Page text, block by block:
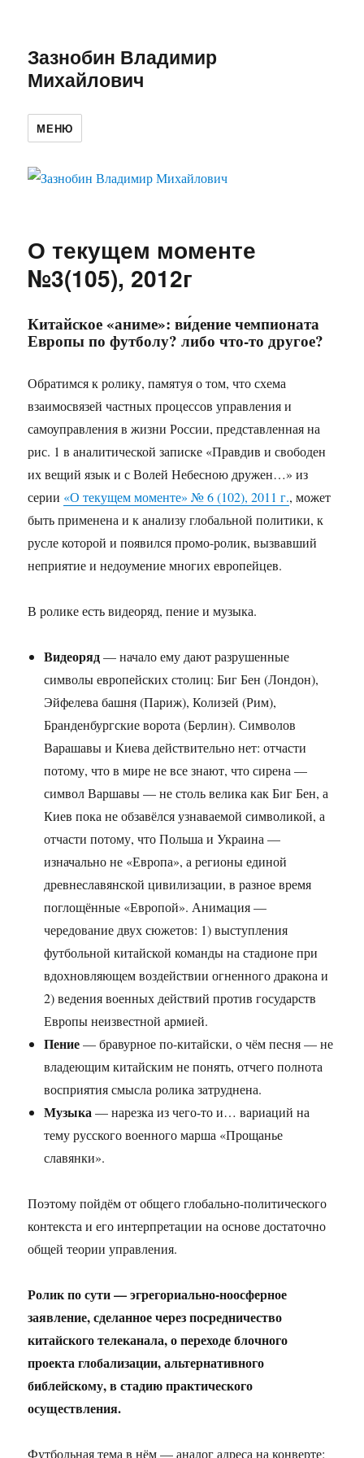
Зазнобин Владимир
Михайлович
МЕНЮ
О текущем моменте
№3(105), 2012г
Китайское «аниме»: ви́дение чемпионата
Европы по футболу? либо что-то другое?
Обратимся к ролику, памятуя о том, что схема
взаимосвязей частных процессов управления и
самоуправления в жизни России, представленная на
рис. 1 в аналитической записке «Правдив и свободен
их вещий язык и с Волей Небесною дружен…» из
серии «О текущем моменте» № 6 (102), 2011 г., может
быть применена и к анализу глобальной политики, к
русле которой и появился промо-ролик, вызвавший
неприятие и недоумение многих европейцев.
В ролике есть видеоряд, пение и музыка.
Видеоряд— начало ему дают разрушенные
символы европейских столиц: Биг Бен (Лондон),
Эйфелева башня (Париж), Колизей (Рим),
Бранденбургские ворота (Берлин). Символов
Варашавы и Киева действительно нет: отчасти
потому, что в мире не все знают, что сирена —
символ Варшавы — не столь велика как Биг Бен, а
Киев пока не обзавёлся узнаваемой символикой, а
отчасти потому, что Польша и Украина —
изначально не «Европа», а регионы единой
древнеславянской цивилизации, в разное время
поглощённые «Европой». Анимация —
чередование двух сюжетов: 1) выступления
футбольной китайской команды на стадионе при
вдохновляющем воздействии огненного дракона и
2) ведения военных действий против государств
Европы неизвестной армией.
Пение— бравурное по-китайски, о чём песня — не
владеющим китайским не понять, отчего полнота
восприятия смысла ролика затруднена.
Музыка— нарезка из чего-то и… вариаций на
тему русского военного марша «Прощанье
славянки».
Поэтому пойдём от общего глобально-политического
контекста и его интерпретации на основе достаточно
общей теории управления.
Ролик по сути — эгрегориально-ноосферное
заявление, сделанное через посредничество
китайского телеканала, о переходе блочного
проекта глобализации, альтернативного
библейскому, в стадию практического
осуществления.
Футбольная тема в нём — аналог адреса на конверте: